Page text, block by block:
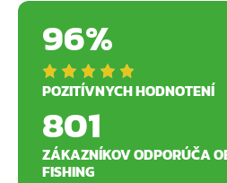
96%
POZITÍVNYCH HODNOTENÍ
801
ZÁKAZNÍKOV ODPORÚČA
FISHING